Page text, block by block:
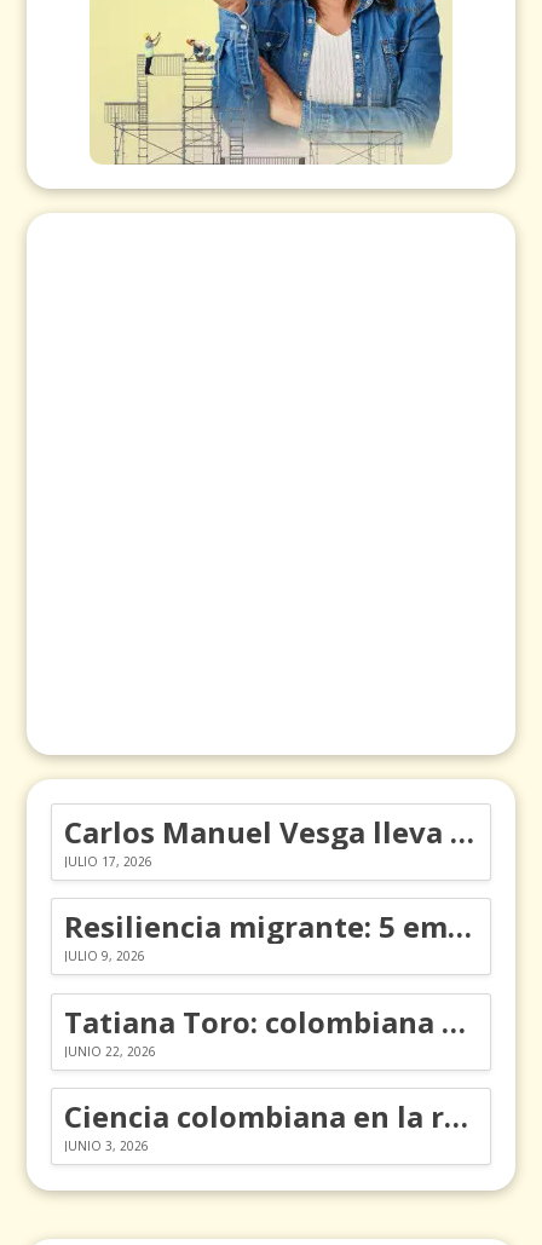
Carlos Manuel Vesga lleva el nombre de Colombia a los Emmy
JULIO 17, 2026
Resiliencia migrante: 5 emociones y cómo gestionarlas
JULIO 9, 2026
Tatiana Toro: colombiana que cambió la historia de las matemáticas
JUNIO 22, 2026
Ciencia colombiana en la revolución de los órganos en chips
JUNIO 3, 2026